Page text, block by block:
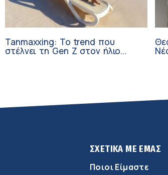
Tanmaxxing: To trend που
στέλνει τη Gen Z στον ήλιο
ΣΧΕΤΙΚΑ ΜΕ ΕΜΑΣ
Ποιοι Είμαστε